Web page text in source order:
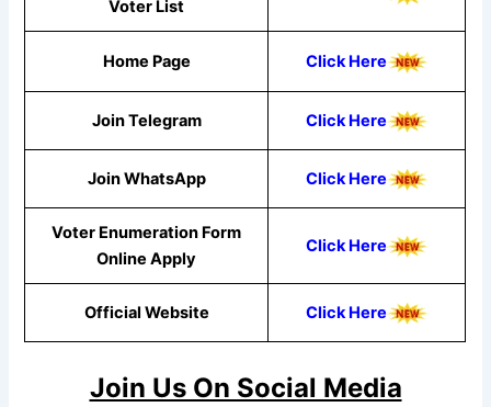
Voter List
Home Page Click Here
Join Telegram Click Here
Join WhatsApp ClickHere
Voter Enumeration Form
Online Apply
Click Here
Official Website Click Here
Join Us On Social Media